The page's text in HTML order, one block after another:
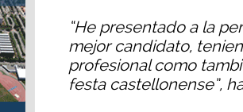
“He presentado a la
mejor candidato,
profesional como
festa castellonense”,